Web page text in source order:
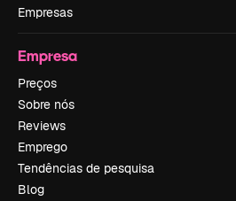
Empresas
Empresa
Preços
Sobre nós
Reviews
Emprego
Tendências de pesquisa
Blog